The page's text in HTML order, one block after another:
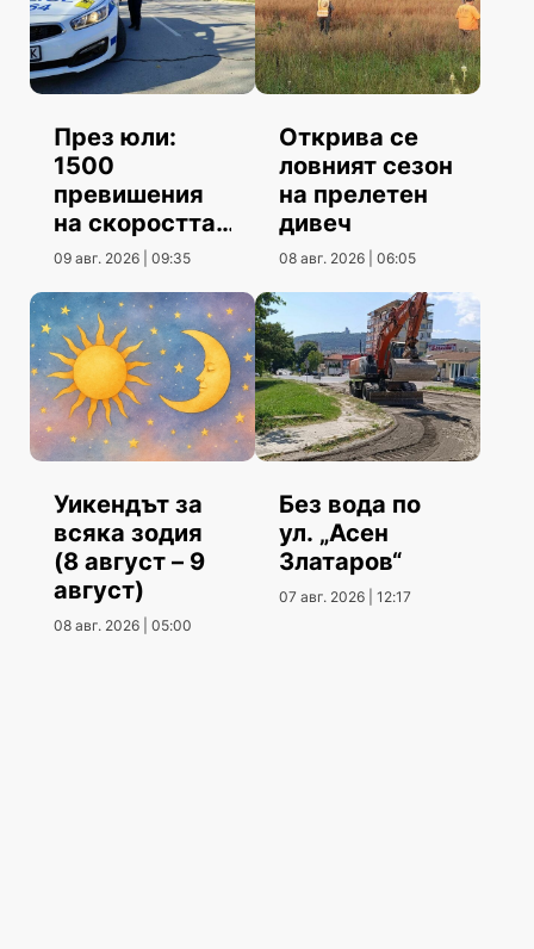
През юли:
1500
превишения
на скоростта
повече от юни
09 авг. 2026 | 09:35
Открива се
ловният сезон
на прелетен
дивеч
08 авг. 2026 | 06:05
Уикендът за
всяка зодия
(8 август – 9
август)
08 авг. 2026 | 05:00
Без вода по
ул. „Асен
Златаров“
07 авг. 2026 | 12:17